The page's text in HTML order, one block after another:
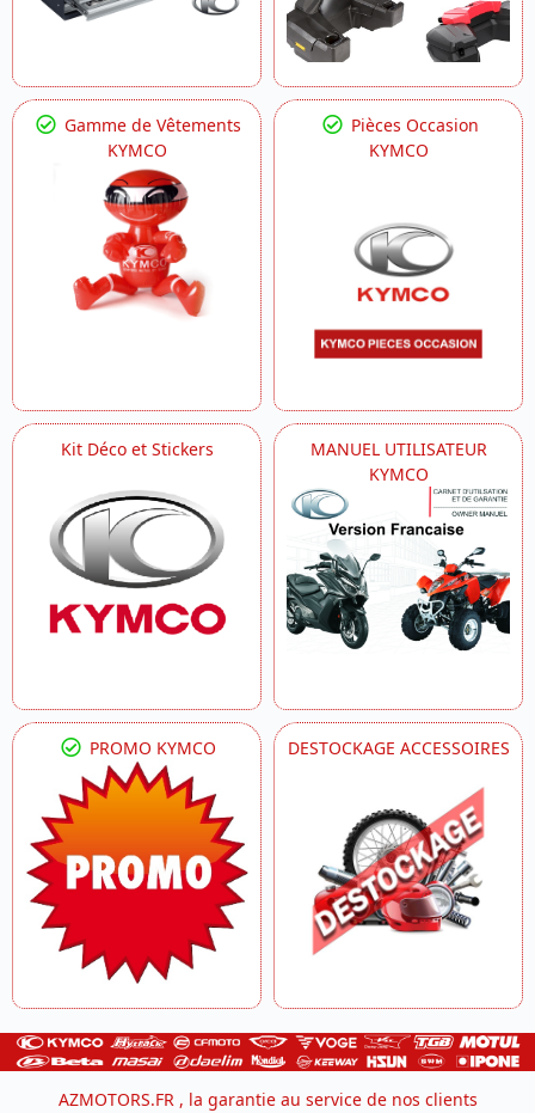
Gamme de Vêtements
KYMCO
Pièces Occasion
KYMCO
Kit Déco et Stickers
MANUEL UTILISATEUR
KYMCO
PROMO KYMCO DESTOCKAGE ACCESSOIRES
AZMOTORS.FR , la garantie au service de nos clients